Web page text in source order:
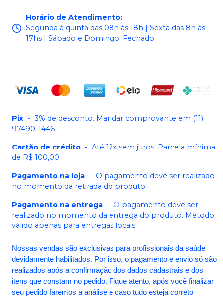
Horário de Atendimento:
Segunda à quinta das 08h às 18h | Sexta das 8h ás
17hs | Sábado e Domingo: Fechado
Pix - 3% de desconto. Mandar comprovante em (11)
97490-1446
Cartão de crédito - Até 12x sem juros. Parcela mínima
de R$ 100,00.
Pagamento na loja - O pagamento deve ser realizado
no momento da retirada do produto.
Pagamento na entrega - O pagamento deve ser
realizado no momento da entrega do produto. Método
válido apenas para entregas locais.
Nossas vendas são exclusivas para profissionais da saúde
devidamente habilitados. Por isso, o pagamento e envio só são
realizados após a confirmação dos dados cadastrais e dos
itens que constam no pedido. Fique atento, após você finalizar
seu pedido faremos a análise e caso tudo esteja correto